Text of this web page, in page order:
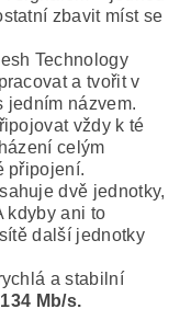
zbavit míst se
Technology
a tvořit v
jedním názvem.
vždy k té
celým
připojení.
dvě jednotky,
kdyby ani to
další jednotky
a stabilní
Mb/s.